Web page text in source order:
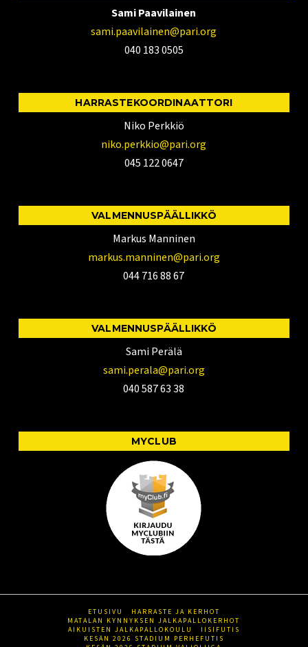
Sami Paavilainen
sami.paavilainen@pari.org
040 183 0505
HARRASTEKOORDINAATTORI
Niko Perkkiö
niko.perkkio@pari.org
045 122 0647
VALMENNUSPÄÄLLIKKÖ
Markus Manninen
markus.manninen@pari.org
044 716 88 67
VALMENNUSPÄÄLLIKKÖ
Sami Perälä
sami.perala@pari.org
040 587 63 38
MYCLUB
ETUSIVU
HARRASTE JA KERHOT
MATALAN KYNNYKSEN JALKAPALLOKERHOT
AIKUISTEN JALKAPALLOKOULU
IISIFUTIS
KESÄN 2026 STADIUM PERHEFUTIS